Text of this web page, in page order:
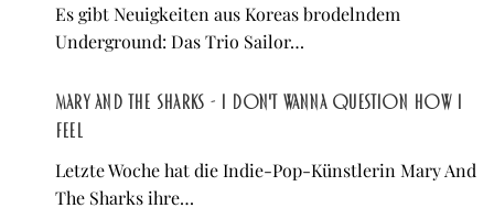
Es gibt Neuigkeiten aus Koreas brodelndem
Underground: Das Trio Sailor…
Mary And The Sharks - I Don't Wanna Question How I
Feel
Letzte Woche hat die Indie-Pop-Künstlerin Mary And
The Sharks ihre…